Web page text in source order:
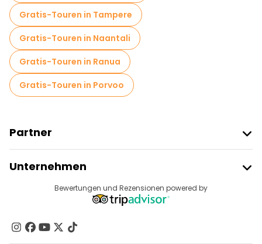
Lokale Verkostungstouren in Helsinki
Kostenlose Tagesausflüge in Helsinki
Kostenlose Nachtwanderungen in Helsinki
Fahrradtouren in Helsinki
Kostenlose Führungen in der Nähe Senate Square
Gratis-Touren in Tampere
Gratis-Touren in Naantali
Gratis-Touren in Ranua
Gratis-Touren in Porvoo
Partner
Anbieter-Anmeldung
Affiliate-Programm
Unternehmen
Reiseziele
Kontakt
Bewertungen und Rezensionen powered by